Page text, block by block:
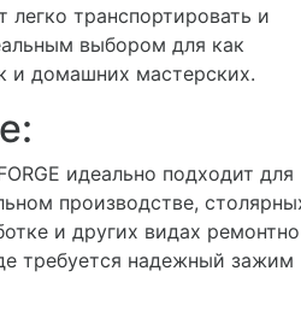
легко транспортировать и
выбором для как
и домашних мастерских.
идеально подходит для
производстве,
и других видах
требуется надежный зажим